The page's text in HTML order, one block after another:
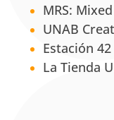
MRS:
UNAB
Estación 42
La Tienda